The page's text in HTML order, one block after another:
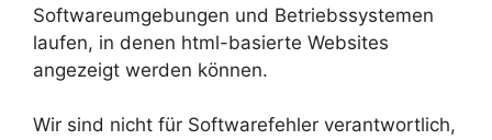
Softwareumgebungen und Betriebssystemen
laufen, in denen html-basierte Websites
angezeigt werden können.
Wir sind nicht für Softwarefehler verantwortlich,